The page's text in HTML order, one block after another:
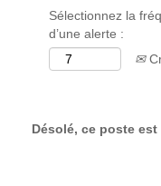
Sélectionnez la
d’une alerte :
Désolé, ce poste